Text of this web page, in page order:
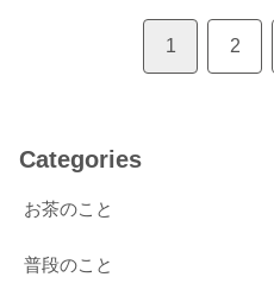
1 2
Categories
お茶のこと
普段のこと